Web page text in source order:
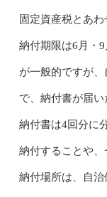
固定資産税とあわ
納付期限は6月・
が一般的ですが
で、納付書が届い
納付書は4回分に
納付することや、
納付場所は、自